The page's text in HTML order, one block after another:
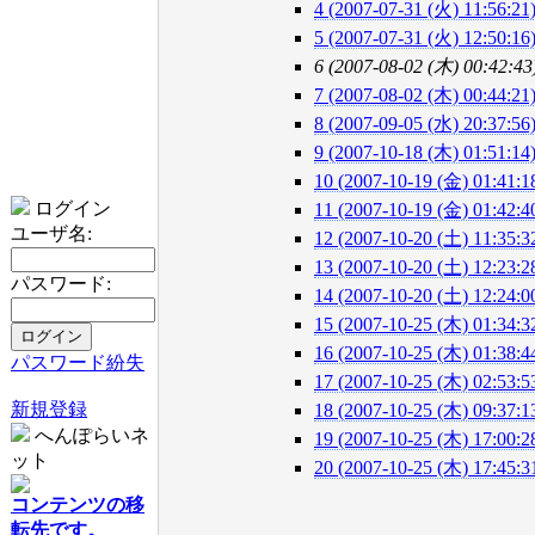
ログイン
ユーザ名:
パスワード:
パスワード紛失
新規登録
へんぽらいネ
ット
コンテンツの移
転先です。
4 (2007-07-31 (火) 11:56:21)
5 (2007-07-31 (火) 12:50:16)
6 (2007-08-02 (木)
7 (2007-08-02 (木) 00:44:21)
8 (2007-09-05 (水) 20:37:56)
9 (2007-10-18 (木) 01:51:14)
10 (2007-10-19 (金)
11 (2007-10-19 (金)
12 (2007-10-20 (土)
13 (2007-10-20 (土)
14 (2007-10-20 (土)
15 (2007-10-25 (木)
16 (2007-10-25 (木)
17 (2007-10-25 (木)
18 (2007-10-25 (木)
19 (2007-10-25 (木)
20 (2007-10-25 (木)